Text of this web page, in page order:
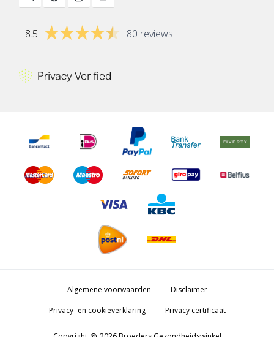
8.5 80 reviews
Algemene voorwaarden
Disclaimer
Privacy- en cookieverklaring
Privacy certificaat